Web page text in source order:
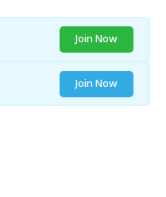
Join Now
Join Now